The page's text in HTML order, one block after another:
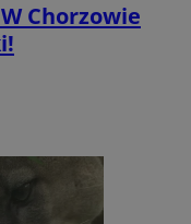
Chorzowie